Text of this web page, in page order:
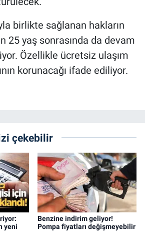
birlikte sağlanan hakların
25 yaş sonrasında da devam
Özellikle ücretsiz ulaşım
korunacağı ifade ediliyor.
çekebilir
yeni
Benzine indirim geliyor!
Pompa fiyatları değişmeyebilir